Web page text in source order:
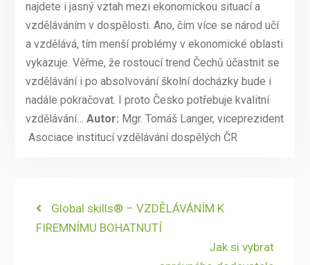
najdete i jasný vztah mezi ekonomickou situací a
vzděláváním v dospělosti. Ano, čím více se národ učí
a vzdělává, tím menší problémy v ekonomické oblasti
vykazuje. Věřme, že rostoucí trend Čechů účastnit se
vzdělávání i po absolvování školní docházky bude i
nadále pokračovat. I proto Česko potřebuje kvalitní
vzdělávání… Autor: Mgr. Tomáš Langer, viceprezident
Asociace institucí vzdělávání dospělých ČR
Navigace
pro
Previous
post:
Global skills® – VZDĚLÁVÁNÍM K
FIREMNÍMU BOHATNUTÍ
Next
Jak si vybrat